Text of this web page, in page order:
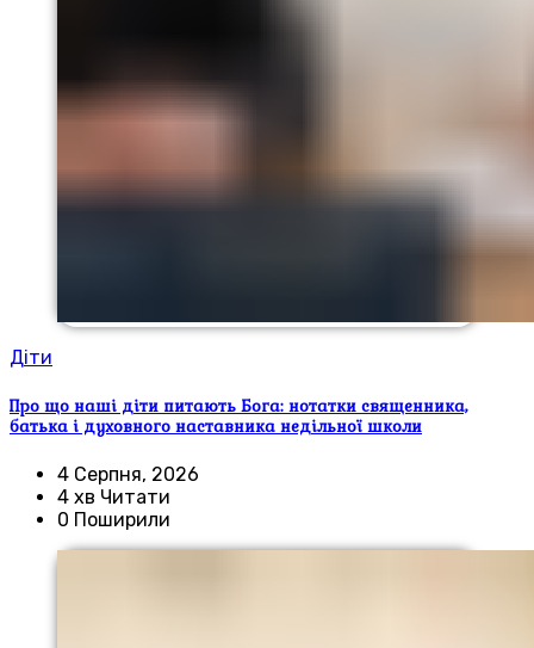
Діти
Про що наші діти питають Бога: нотатки священника,
батька і духовного наставника недільної школи
4 Серпня, 2026
4 хв Читати
0 Поширили